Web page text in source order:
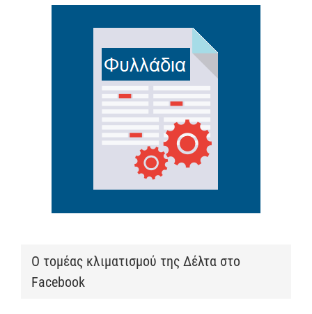
Ο τομέας κλιματισμού της Δέλτα στο
Facebook